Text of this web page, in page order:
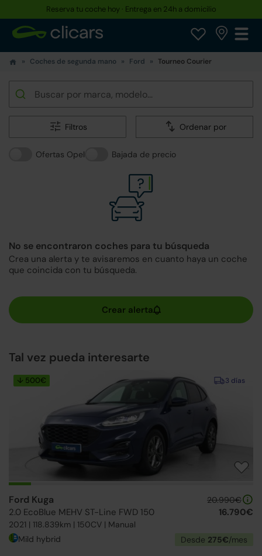
Reserva tu coche hoy · Entrega en 24h a domicilio
Coches de segunda mano Ford Tourneo Courier
Filtros Ordenar por
Ofertas Opel Bajada de precio
No se encontraron coches para tu búsqueda
Crea una alerta y te avisaremos en cuanto haya un coche
que coincida con tu búsqueda.
Tal vez pueda interesarte
3 días
↓ 500€
Ford Kuga
2.0 EcoBlue MEHV ST-Line FWD 150
2021 | 118.839km | 150CV | Manual
20.990€
16.790€
Mild hybrid Desde 275€/mes